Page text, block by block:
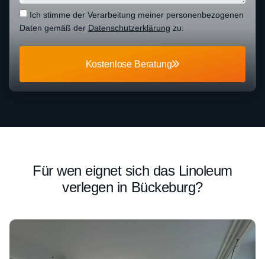
Ich stimme der Verarbeitung meiner personenbezogenen
Daten gemäß der Datenschutzerklärung zu.
Kostenlose Beratung
Für wen eignet sich das Linoleum
verlegen in Bückeburg?